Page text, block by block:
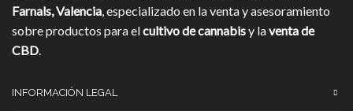
Farnals, Valencia, especializado en la venta y asesoramiento
sobre productos para elcultivo de cannabisy laventa de
CBD.
INFORMACIÓN LEGAL